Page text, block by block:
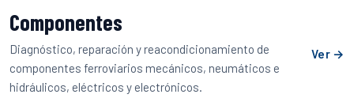
Componentes
Diagnóstico, reparación y reacondicionamiento de
componentes ferroviarios mecánicos, neumáticos e
hidráulicos, eléctricos y electrónicos.
Ver →